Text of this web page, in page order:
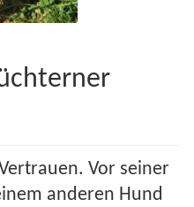
Vor seiner
anderen Hund